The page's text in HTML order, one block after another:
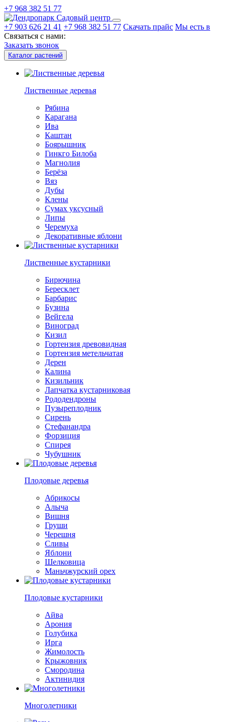
+7 968 382 51 77
Садовый центр
+7 903 626 21 41 +7 968 382 51 77 Скачать прайс Мы есть в
Связаться с нами:
Заказать звонок
Каталог растений
Лиственные деревья
Рябина
Карагана
Ива
Каштан
Боярышник
Гинкго Билоба
Магнолия
Берёза
Вяз
Дубы
Клены
Сумах уксусный
Липы
Черемуха
Декоративные яблони
Лиственные кустарники
Бирючина
Бересклет
Барбарис
Бузина
Вейгела
Виноград
Кизил
Гортензия древовидная
Гортензия метельчатая
Дерен
Калина
Кизильник
Лапчатка кустарниковая
Рододендроны
Пузыреплодник
Сирень
Стефанандра
Форзиция
Спирея
Чубушник
Плодовые деревья
Абрикосы
Алыча
Вишня
Груши
Черешня
Сливы
Яблони
Шелковица
Маньчжурский орех
Плодовые кустарники
Айва
Арония
Голубика
Ирга
Жимолость
Крыжовник
Смородина
Актинидия
Многолетники